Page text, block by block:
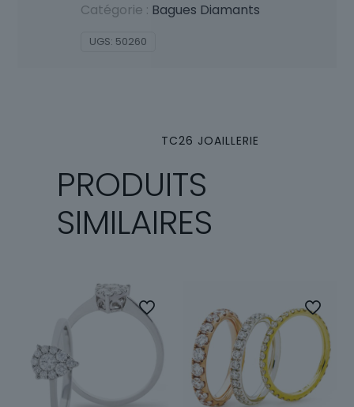
Catégorie : Bagues Diamants
UGS: 50260
TC26 JOAILLERIE
PRODUITS
SIMILAIRES